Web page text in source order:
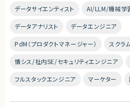
データサイエンティスト AI/LLM/機械学
データアナリスト データエンジニア
PdM（プロダクトマネージャー） スクラ
情シス/社内SE/セキュリティエンジニア
フルスタックエンジニア マーケター